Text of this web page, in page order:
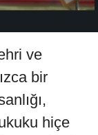
ve
bir
hiçe